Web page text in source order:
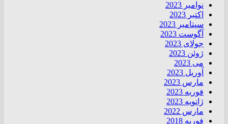
نوامبر 2023
اکتبر 2023
سپتامبر 2023
آگوست 2023
جولای 2023
ژوئن 2023
می 2023
آوریل 2023
مارس 2023
فوریه 2023
ژانویه 2023
مارس 2022
فوریه 2018